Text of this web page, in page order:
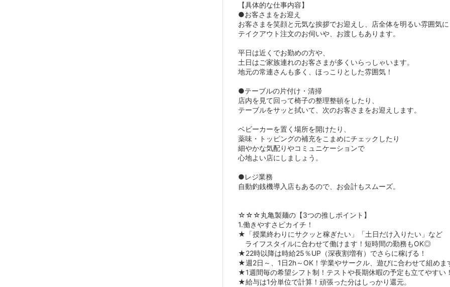
【具体的な仕事内容】
●お客さまをお迎え
お客さまを笑顔と元気な挨拶でお迎えし、店全体を明るい雰囲気
テイクアウト注文のお伺いや、お渡しもあります。
平日は近くでお勤めの方や、
土日はご家族連れのお客さまが多くいらっしゃいます。
地元の常連さんも多く、ほっこりとした雰囲気！
●テーブルの片付け・清掃
店内を見て回って椅子の整理整頓をしたり、
テーブルをサッと拭いて、次のお客さまをお迎えします。
ベビーカーを置く場所を開けたり、
薬味・トッピングの補充をこまめにチェックしたり
細やかな気配りやコミュニケーションで
心地よい店にしましょう。
●レジ業務
自動釣銭機導入店もあるので、お会計もスムーズ。
☆☆☆丸亀製麺の【3つの推しポイント】
1.働きやすさピカイチ！
★「授業終わりにサクッと稼ぎたい」「土日だけ入りたい」など
ライフスタイルに合わせて働けます！短時間の勤務もOK◎
★22時以降は時給25％UP（深夜割増有）でさらに稼げる！
★週2日～、1日2h～OK！学業やサークル、遊びに合わせて組めま
★1週間毎の希望シフト制！テストや長期休暇の予定も立てやすい
★給与は1分単位で計算！頑張った分はしっかり還元。